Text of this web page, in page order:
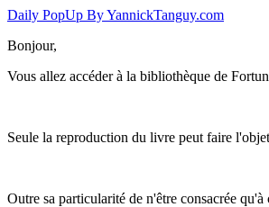
Daily PopUp By YannickTanguy.com
Bonjour,
Vous allez accéder à la bibliothèque de
Seule la reproduction du livre peut faire
Outre sa particularité de n'être consacrée